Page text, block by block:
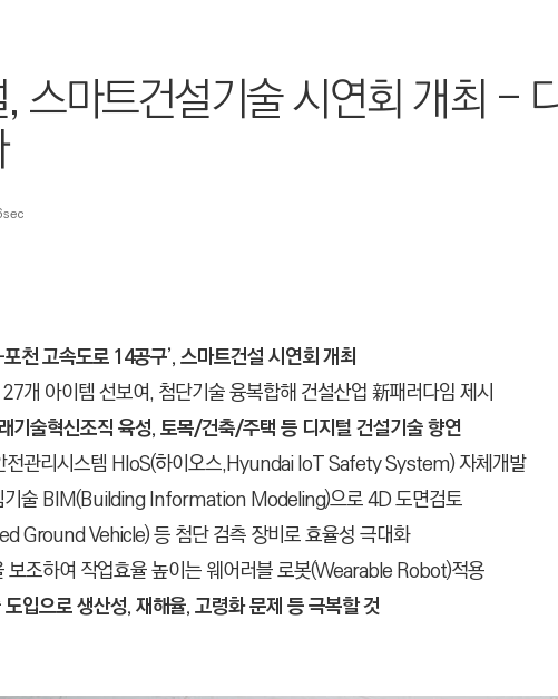
스마트건설기술 시연회 개최 -
천 고속도로 14공구’, 스마트건설 시연회 개최
개 아이템 선보여, 첨단기술 융복합해 건설산업 新패러다임 제시
기술혁신조직 육성, 토목/건축/주택 등 디지털 건설기술 향연
관리시스템 HIoS(하이오스,Hyundai IoT Safety System) 자체개발
술 BIM(Building Information Modeling)으로 4D 도면검토
Ground Vehicle) 등 첨단 검측 장비로 효율성 극대화
조하여 작업효율 높이는 웨어러블 로봇(Wearable Robot)적용
입으로 생산성, 재해율, 고령화 문제 등 극복할 것